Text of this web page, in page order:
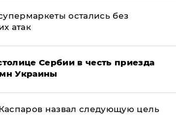
остались без
атак
Сербии в честь приезда
Украины
назвал следующую цель